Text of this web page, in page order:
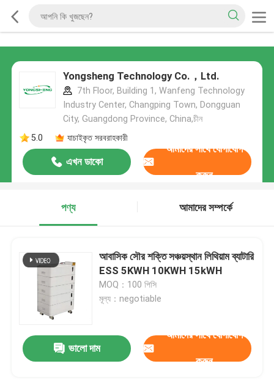
Yongsheng Technology Co.，Ltd.
7th Floor, Building 1, Wanfeng Technology
Industry Center, Changping Town, Dongguan
City, Guangdong Province, China,চীন
5.0
যাচাইকৃত সরবরাহকারী
এখন ডাকো
আমাদের সাথে যোগাযোগ
করুন
পণ্য আমাদের সম্পর্কে
আবাসিক সৌর শক্তি সঞ্চয়স্থান লিথিয়াম ব্যাটারি
ESS 5KWH 10KWH 15kWH
MOQ：100 পিসি
মূল্য：negotiable
ভালো দাম
আমাদের সাথে যোগাযোগ
করুন